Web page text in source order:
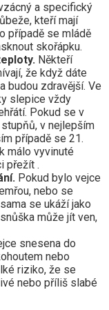
a specifický
kteří mají
případě se mládě
skořápku.
Někteří
že když dáte
budou zdravější. Ve
slepice vždy
Pokud se v
v nejlepším
případě se 21.
málo vyvinuté
přežít .
Pokud bylo vejce
nebo se
se ukáží jako
může jít ven,
snesena do
nebo
riziko, že se
nebo příliš slabé